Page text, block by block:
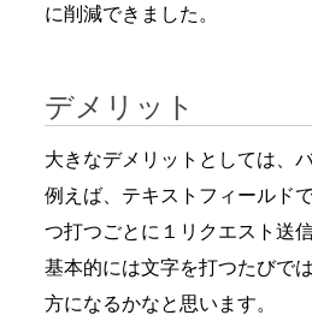
に削減できました。
デメリット
大きなデメリットとしては、
例えば、テキストフィールド
つ打つごとに１リクエスト送
基本的には文字を打つたびで
方になるかなと思います。